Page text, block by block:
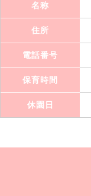
名称
住所
電話番号
保育時間
休園日